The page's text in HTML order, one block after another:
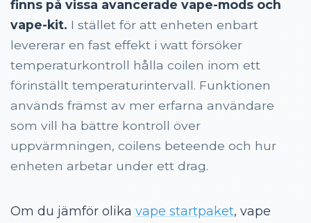
TC?
Vilka coils fungerar med temperaturkontroll?
Skillnaden mellan wattläge (VW) och
temperaturkontroll (TC)
Vilka fördelar finns med temperaturkontroll?
Finns det några nackdelar med temperaturkontroll?
Är temperaturkontroll säkert att använda?
Behöver man använda temperaturkontroll?
finns på vissa avancerade vape-mods och
vape-kit. I stället för att enheten enbart
levererar en fast effekt i watt försöker
temperaturkontroll hålla coilen inom ett
förinställt temperaturintervall. Funktionen
används främst av mer erfarna användare
som vill ha bättre kontroll över
uppvärmningen, coilens beteende och hur
enheten arbetar under ett drag.
Om du jämför olika vape startpaket, vape